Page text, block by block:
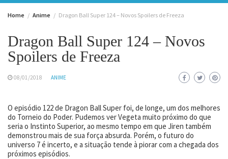
Home Anime Dragon Ball Super 124 – Novos Spoilers de Freeza
Dragon Ball Super 124 – Novos
Spoilers de Freeza
08/01/2018 ANIME
O episódio 122 de Dragon Ball Super foi, de longe, um dos melhores
do Torneio do Poder. Pudemos ver Vegeta muito próximo do que
seria o Instinto Superior, ao mesmo tempo em que Jiren também
demonstrou mais de sua força absurda. Porém, o futuro do
universo 7 é incerto, e a situação tende à piorar com a chegada dos
próximos episódios.